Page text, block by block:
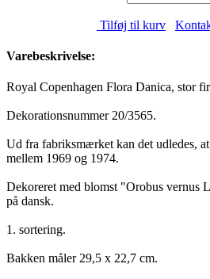
Tilføj til kurv
Varebeskrivelse:
Royal Copenhagen Flora Danica, stor
Dekorationsnummer 20/3565.
Ud fra fabriksmærket kan det udledes,
mellem 1969 og 1974.
Dekoreret med blomst "Orobus
på dansk.
1. sortering.
Bakken måler 29,5 x 22,7 cm.